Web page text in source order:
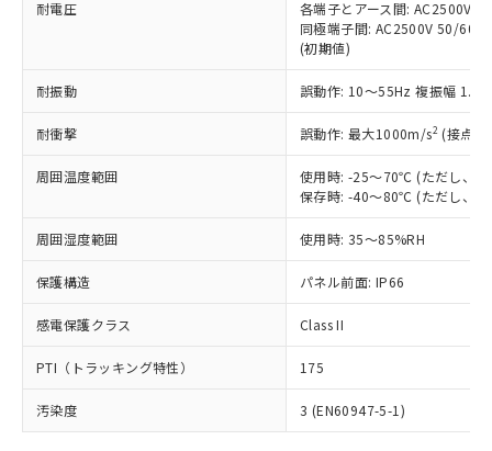
耐電圧
各端子とアース間: AC2500V
同極端子間: AC2500V 50/
(初期値)
耐振動 誤動作: 10～55Hz 複振幅
耐衝撃 誤動作: 最大1000m/s2 (接点
周囲温度範囲
使用時: -25～70℃ (ただし、氷
保存時: -40～80℃ (ただし、氷
周囲湿度範囲 使用時: 35～85%RH
保護構造 パネル前面: IP66
感電保護クラス Class II
PTI（トラッキング特性） 175
汚染度 3 (EN60947-5-1)
ことをご了承ください。
在庫状況および標準価格照会結果は、
記載している更新日時点での社内デー
タに基づき作成されるものであり、閲
覧された時点での実際の在庫および標
準価格とは異なる場合があることをご
正式な納期状況および標準価格はお客
様のお取引先、またはお客様担当のオ
ムロン制御機器販売店・当社販売員に
オムロン制御機器販売店や当社販売拠
販売ネットワーク
」をご確認
在庫状況および標準価格結果を当社の
事前の承諾なく第三者に漏洩または開
示しないようお願いします。
マイパーツ機能（部品リスト作成サー
ビス）をご利用いただくには、I-Web
むを得ず変更することがあります。
鉛(Pb) 1000ppm以下、 水銀(Hg) 1000ppm以下、 カド
六価クロム(Cr(Ⅵ)) 1000ppm以下、ポリ臭化ビフェニル
類(PBB) 1000ppm以下、ポリ臭化ジフェニルエーテル類
ルベンジル（BBP） 1000ppm以下、フタル酸ジブチル
（DBP） 1000ppm以下、フタル酸ジイソブチル
但し、RoHS指令で産業用監視および制御機器に対する
適用除外項目は除く。
フタル酸エステル類の４物質については閾値を超える意
図的な使用がないことを確認しています。
部品在庫の切り替え状況などにより、予定
月が前後することがあります。
「－」：未確認です。当社販売部門へお問
*中国RoHS10物質の基準値 (GB/T26572)：
Pb(鉛) :1000ppm、 Hg(水銀) : 1000ppm、 Cd(カドミウ
Cr(Ⅵ)(六価クロム) : 1000ppm、 PBBs(ポリ臭化ビフェ
ニル類) : 1000ppm、 PBDEs(ポリ臭化ジフェニルエーテ
ル類) : 1000ppm、
DBP(フタル酸ジブチル) : 1000ppm、 DIBP(フタル酸ジ
イソブチル) : 1000ppm、 BBP(フタル酸ブチルベンジ
DEHP(フタル酸ビス(2-エチルヘキシル)) : 1000ppm
「ｅ」：有害物質（10物質）のすべてが基
準値以下であることを示します。
「10」：通常の使用状況下において有害物
質が外部に漏えいし、環境に深刻な影響を
及ぼさない年数を意味します。
為替および外国貿易法に定める商品
（以下｢規制貨物等」という）を輸出
または国外への提供する場合は、日本
国政府の輸出許可(または役務取引許
可)を取得するなどの必要な手続きを
当社は規制貨物を破棄する場合は、完
全に破砕するなど、違法に輸出されな
いよう必要な手段を講じます。
当社は貴社製品を、核兵器、ミサイ
ル、化学兵器、生物兵器またはその他
武器並びにこれらの製造装置等に一切
当社は、貴社製品を第三者に販売する
場合は、上記1、2および3の内容を当
該第三者に通知します。また当社は、
販売先および販売に係わる関係者が違
法に輸出するおそれがある場合は、取
り引きをいたしません。
一定数以上の在庫あり
一定数には満たないが在庫あり
在庫なし(最新の在庫状況につ
いては、お客様のお取引先、ま
たはお客様担当のオムロン制御
機器販売店・当社販売員にご確
受注生産機種、また在庫状況の
情報を公開していない機種